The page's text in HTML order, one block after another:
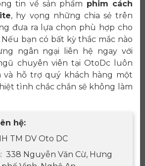
tin về sản phẩm phim cách
, hy vọng những chia sẻ trên
đưa ra lựa chọn phù hợp cho
bạn có bất kỳ thắc mắc nào
ngân ngại liên hệ ngay với
chuyên viên tại OtoDc luôn
và hỗ trợ quý khách hàng một
tình chắc chắn sẽ không làm
hệ:
TM DV Oto DC
338 Nguyễn Văn Cừ, Hưng